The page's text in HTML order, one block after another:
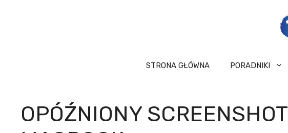
STRONA GŁÓWNA PORADNIKI
OPÓŹNIONY SCREENSHOT